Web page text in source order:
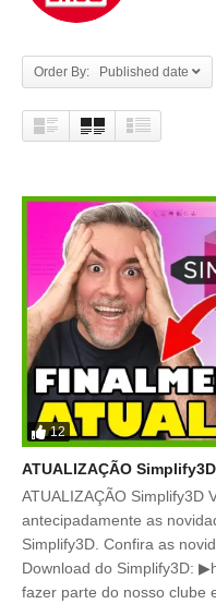
Order By: Published date
12
ATUALIZAÇÃO
ATUALIZAÇÃO Simplify3D
antecipadamente as
Simplify3D. Confira as
Download do Simplify3D:
fazer parte do nosso clube